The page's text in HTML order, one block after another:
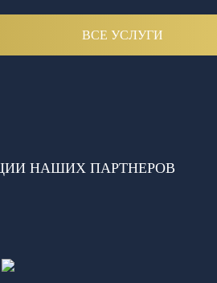
ВСЕ УСЛУГИ
НАШИХ ПАРТНЕРОВ